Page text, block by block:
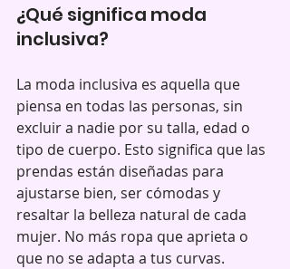
¿Qué significa moda
inclusiva?
La moda inclusiva es aquella que
piensa en todas las personas, sin
excluir a nadie por su talla, edad o
tipo de cuerpo. Esto significa que las
prendas están diseñadas para
ajustarse bien, ser cómodas y
resaltar la belleza natural de cada
mujer. No más ropa que aprieta o
que no se adapta a tus curvas.